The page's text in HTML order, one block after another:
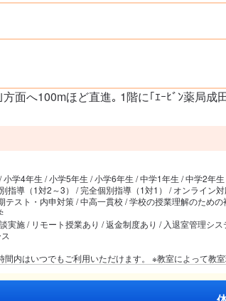
面へ100mほど直進｡ 1階に｢ｴｰﾋﾞﾝ薬局
学4年生 / 小学5年生 / 小学6年生 / 中学1年生 / 中学2年
指導（1対2～3） / 完全個別指導（1対1） / オンライン対
テスト・内申対策 / 中高一貫校 / 学校の授業理解のため
実施 / リモート授業あり / 返金制度あり / 入退室管理シ
間内はいつでもご利用いただけます。 ※教室によって教